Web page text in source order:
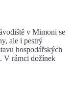
v Mimoni se
ale i pestrý
hospodářských
V rámci dožínek